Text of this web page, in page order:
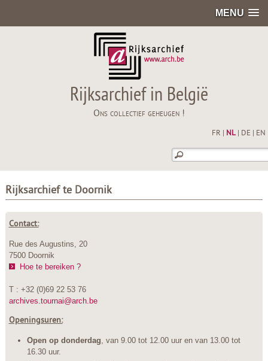
MENU
Rijksarchief in België
Ons collectief geheugen !
FR NL| DE EN
Rijksarchief te Doornik
Contact:
Rue des Augustins, 20
7500 Doornik
Hoe te bereiken ?
T : +32 (0)69 22 53 76
archives.tournai@arch.be
Openingsuren:
Open op donderdag, van 9.00 tot 12.00 uur en van 13.00 tot
16.30 uur.